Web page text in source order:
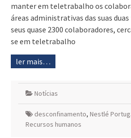
manter em teletrabalho os
áreas administrativas das suas
seus quase 2300 colaboradores,
se em teletrabalho
ler mais…
Notícias
desconfinamento, Nestlé
Recursos humanos